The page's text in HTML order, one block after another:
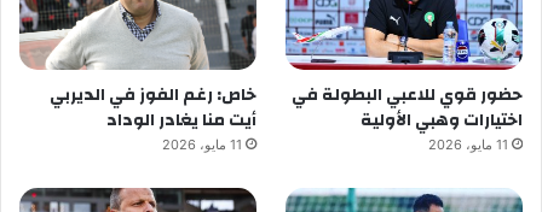
حضور قوي للاعبي البطولة في
اختيارات وهبي الأولية
11 مايو، 2026
خاص: رغم الفوز في الديربي
أيت منا يغادر الوداد
11 مايو، 2026